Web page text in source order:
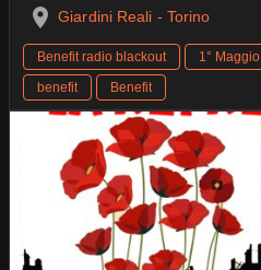
Giardini Reali - Torino
Benefit radio blackout 1° Maggio
benefit
Benefit